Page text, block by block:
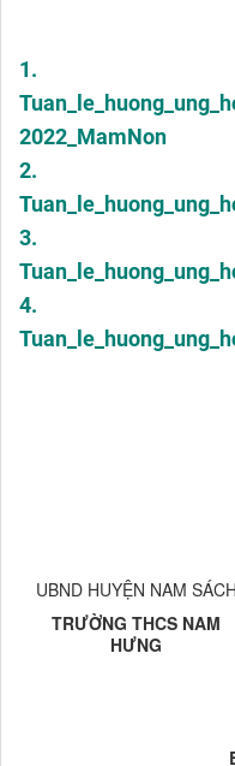
1.
2022_MamNon
2.
3.
4.